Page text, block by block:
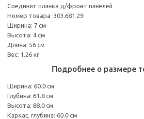
Соединит планка д/фронт панелей
Номер товара: 303.681.29
Ширина: 7 см
Высота: 4 см
Длина: 56 см
Вес: 1.26 кг
Подробнее о размере
Ширина: 60.0 см
Глубина: 61.8 см
Высота: 88.0 см
Каркас, глубина: 60.0 см